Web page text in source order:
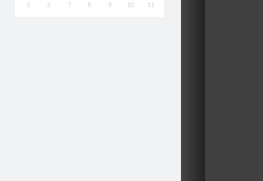
5 6 7 8 9 10 11